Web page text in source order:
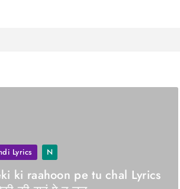
Lyrics N
ki raahoon pe tu chal Lyrics